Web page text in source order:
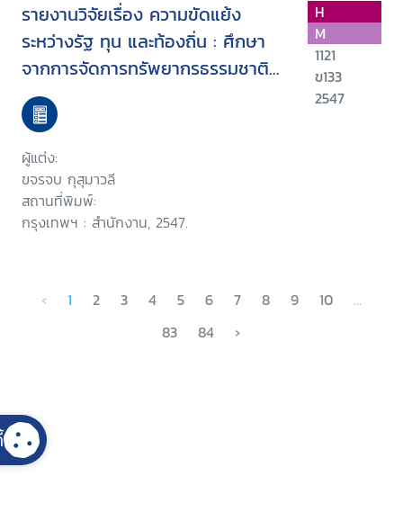
รายงานวิจัยเรื่อง ความขัดแย้ง
ระหว่างรัฐ ทุน และท้องถิ่น : ศึกษา
จากการจัดการทรัพยากรธรรมชาติ
บริเวณตำบลเกาะเพชร และตำบลท่า
ซอม อำเภอหัวไทร จังหวัด
นครศรีธรรมราช
ผู้แต่ง:
ขจรจบ กุสุมาวลี
สถานที่พิมพ์:
กรุงเทพฯ : สำนักงาน, 2547.
H
M
1121
ข133
2547
‹ 1 2 3 4 5 6 7 8 9 10
...
83
84 ›